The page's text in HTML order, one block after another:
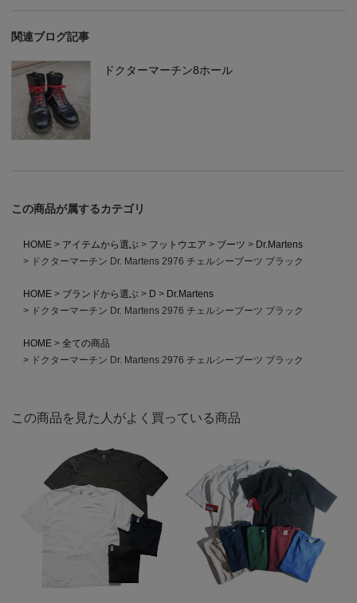
関連ブログ記事
ドクターマーチン8ホール
この商品が属するカテゴリ
HOME アイテムから選ぶ フットウエア ブーツ
Dr.Martens
ドクターマーチン Dr. Martens 2976 チェルシーブーツ ブラック
HOME ブランドから選ぶ D
Dr.Martens
ドクターマーチン Dr. Martens 2976 チェルシーブーツ ブラック
HOME
全ての商品
ドクターマーチン Dr. Martens 2976 チェルシーブーツ ブラック
この商品を見た人がよく買っている商品